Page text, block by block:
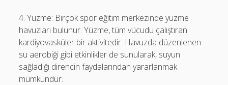
4. Yüzme: Birçok spor eğitim merkezinde yüzme
havuzları bulunur. Yüzme, tüm vücudu çalıştıran
kardiyovasküler bir aktivitedir. Havuzda düzenlenen
su aerobiği gibi etkinlikler de sunularak, suyun
sağladığı direncin faydalarından yararlanmak
mümkündür.